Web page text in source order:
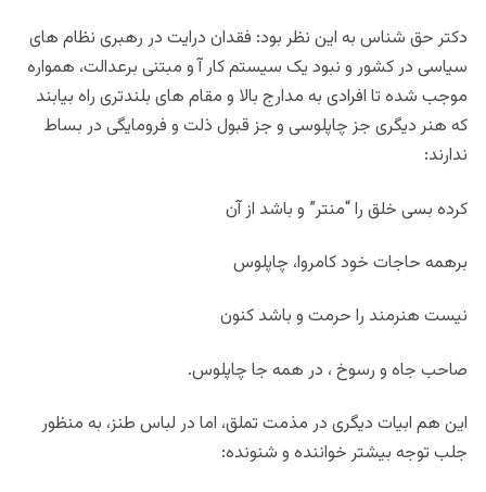
دکتر حق شناس به این نظر بود: فقدان درایت در رهبری نظام های
سیاسی در کشور و نبود یک سیستم کار آ و مبتنی برعدالت، همواره
موجب شده تا افرادی به مدارج بالا و مقام های بلندتری راه بیابند
که هنر دیگری جز چاپلوسی و جز قبول ذلت و فرومایگی در بساط
ندارند:
کرده بسی خلق را “منتر” و باشد از آن
برهمه حاجات خود کامروا، چاپلوس
نیست هنرمند را حرمت و باشد کنون
صاحب جاه و رسوخ ، در همه جا چاپلوس.
این هم ابیات دیگری در مذمت تملق، اما در لباس طنز، به منظور
جلب توجه بیشتر خواننده و شنونده: